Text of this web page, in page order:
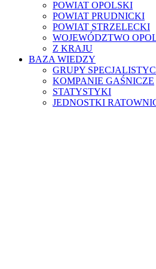
POWIAT OPOLSKI
POWIAT PRUDNICKI
POWIAT STRZELECKI
WOJEWÓDZTWO
Z KRAJU
BAZA WIEDZY
GRUPY
KOMPANIE GAŚNICZE
STATYSTYKI
JEDNOSTKI